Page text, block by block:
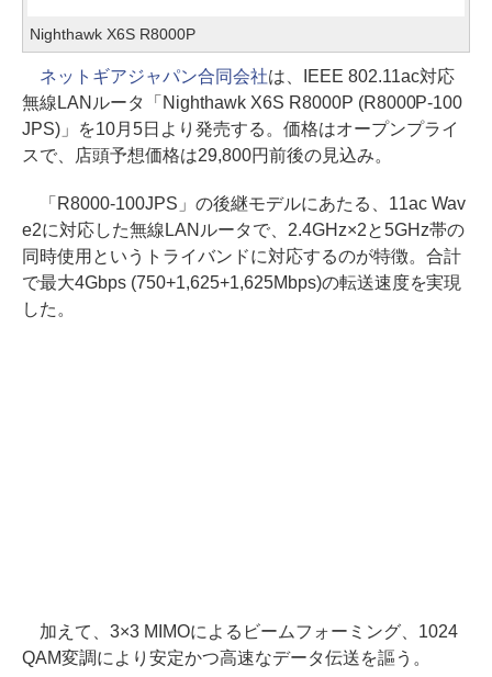
Nighthawk X6S R8000P
ネットギアジャパン合同会社は、IEEE 802.11ac対応
無線LANルータ「Nighthawk X6S R8000P (R8000P-100
JPS)」を10月5日より発売する。価格はオープンプライ
スで、店頭予想価格は29,800円前後の見込み。
「R8000-100JPS」の後継モデルにあたる、11ac Wav
e2に対応した無線LANルータで、2.4GHz×2と5GHz帯の
同時使用というトライバンドに対応するのが特徴。合計
で最大4Gbps (750+1,625+1,625Mbps)の転送速度を実現
した。
加えて、3×3 MIMOによるビームフォーミング、1024
QAM変調により安定かつ高速なデータ伝送を謳う。